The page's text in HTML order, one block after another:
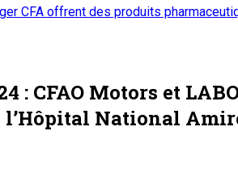
CFA offrent des produits
CFAO Motors et
National